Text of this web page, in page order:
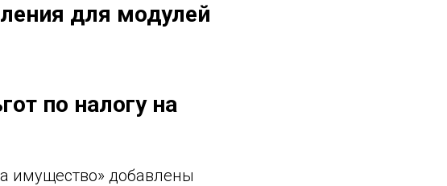
для модулей
по налогу на
имущество» добавлены